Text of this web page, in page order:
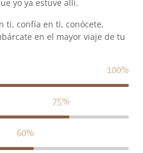
yo ya estuve allí.
ti, confía en ti, conócete,
en el mayor viaje de tu
100%
75%
60%